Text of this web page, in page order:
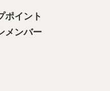
ポイント
メンバー